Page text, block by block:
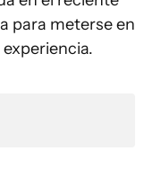
para meterse en